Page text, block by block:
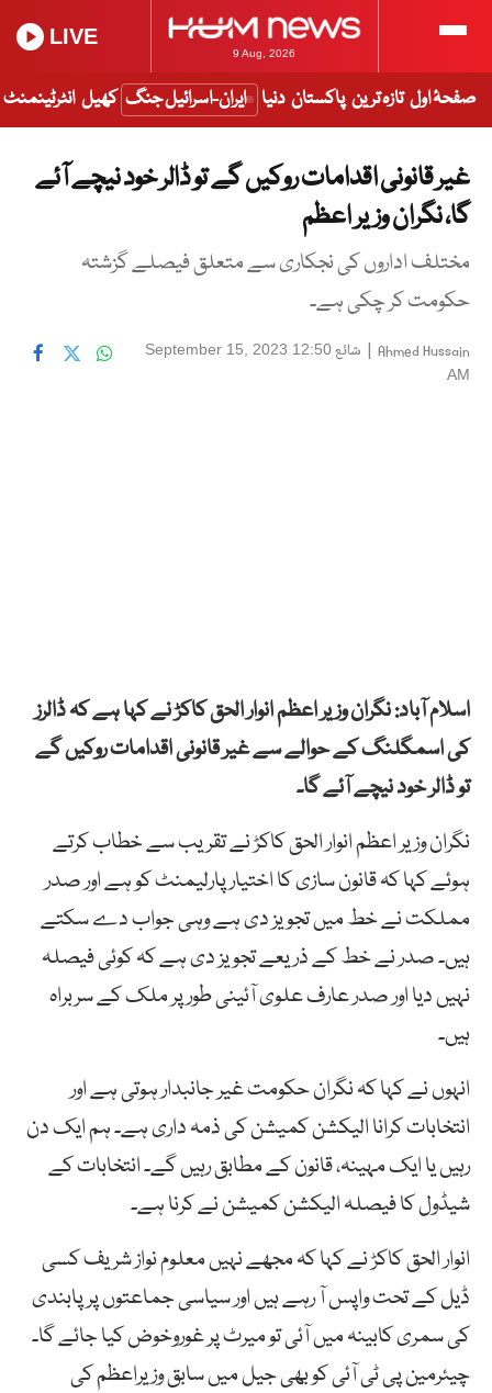
9 Aug, 2026
LIVE
صفحۂ اول تازہ ترین پاکستان دنیا ایران-اسرائیل جنگ کھیل انٹرٹینمنٹ
غیر قانونی اقدامات روکیں گے تو ڈالر خود نیچے آئے
گا، نگران وزیر اعظم
مختلف اداروں کی نجکاری سے متعلق فیصلے گزشتہ
حکومت کر چکی ہے۔
Ahmed Hussain
| شائعSeptember 15, 2023 12:50
AM
اسلام آباد: نگران وزیر اعظم انوار الحق کاکڑ نے کہا ہے کہ ڈالرز
کی اسمگلنگ کے حوالے سے غیر قانونی اقدامات روکیں گے
تو ڈالر خود نیچے آئے گا۔
نگران وزیر اعظم انوار الحق کاکڑ نے تقریب سے خطاب کرتے
ہوئے کہا کہ قانون سازی کا اختیار پارلیمنٹ کو ہے اور صدر
مملکت نے خط میں تجویز دی ہے وہی جواب دے سکتے
ہیں۔ صدر نے خط کے ذریعے تجویز دی ہے کہ کوئی فیصلہ
نہیں دیا اور صدر عارف علوی آئینی طور پر ملک کے سربراہ
ہیں۔
انہوں نے کہا کہ نگران حکومت غیر جانبدار ہوتی ہے اور
انتخابات کرانا الیکشن کمیشن کی ذمہ داری ہے۔ ہم ایک دن
رہیں یا ایک مہینہ، قانون کے مطابق رہیں گے۔ انتخابات کے
شیڈول کا فیصلہ الیکشن کمیشن نے کرنا ہے۔
انوار الحق کاکڑ نے کہا کہ مجھے نہیں معلوم نواز شریف کسی
ڈیل کے تحت واپس آ رہے ہیں اور سیاسی جماعتوں پر پابندی
کی سمری کابینہ میں آئی تو میرٹ پر غوروخوض کیا جائے گا۔
چیئرمین پی ٹی آئی کو بھی جیل میں سابق وزیراعظم کی